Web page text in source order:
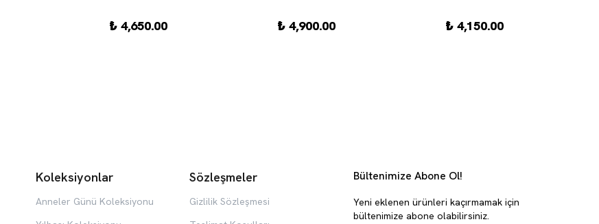
₺ 4,650.00 ₺ 4,900.00 ₺ 4,150.00
Koleksiyonlar
Anneler Günü Koleksiyonu
Sözleşmeler
Gizlilik Sözleşmesi
Bültenimize Abone Ol!
Yeni eklenen ürünleri kaçırmamak için
bültenimize abone olabilirsiniz.